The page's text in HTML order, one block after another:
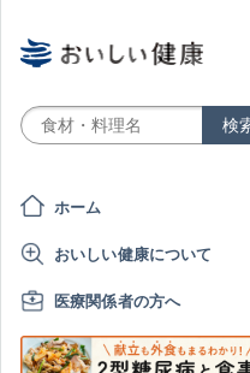
ホーム
おいしい健康について
医療関係者の方へ